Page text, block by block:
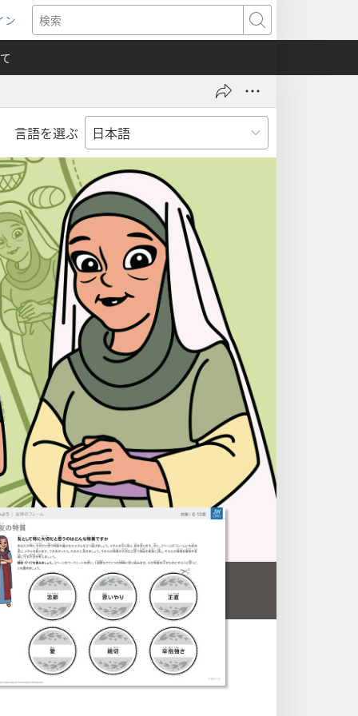
ン
検
索
言語を選ぶ